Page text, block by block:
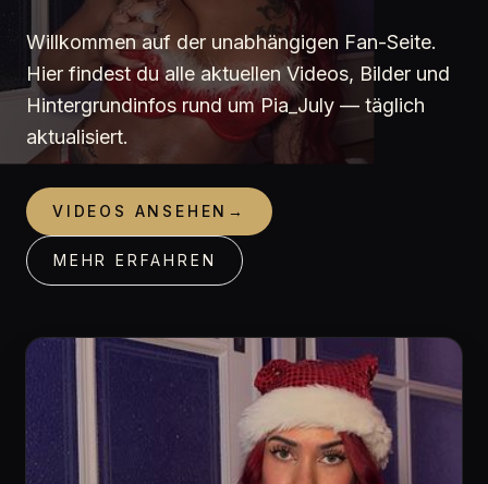
Willkommen auf der unabhängigen Fan-Seite.
Hier findest du alle aktuellen Videos, Bilder und
Hintergrundinfos rund um Pia_July — täglich
aktualisiert.
VIDEOS ANSEHEN →
MEHR ERFAHREN